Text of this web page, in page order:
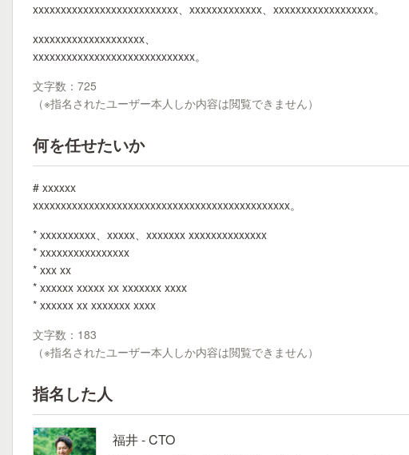
xxxxxxxxxxxxxxxxxxxxxxxxxx、xxxxxxxxxxxxx、xxxxxxxxxxxxxxxxxx。
xxxxxxxxxxxxxxxxxxxx、
xxxxxxxxxxxxxxxxxxxxxxxxxxxxx。
文字数：725
（※指名されたユーザー本人しか内容は閲覧できません）
何を任せたいか
# xxxxxx
xxxxxxxxxxxxxxxxxxxxxxxxxxxxxxxxxxxxxxxxxxxxxx。
* xxxxxxxxxx、xxxxx、xxxxxxx xxxxxxxxxxxxxx
* xxxxxxxxxxxxxxxx
* xxx xx
* xxxxxx xxxxx xx xxxxxxx xxxx
* xxxxxx xx xxxxxxx xxxx
文字数：183
（※指名されたユーザー本人しか内容は閲覧できません）
指名した人
福井 - CTO